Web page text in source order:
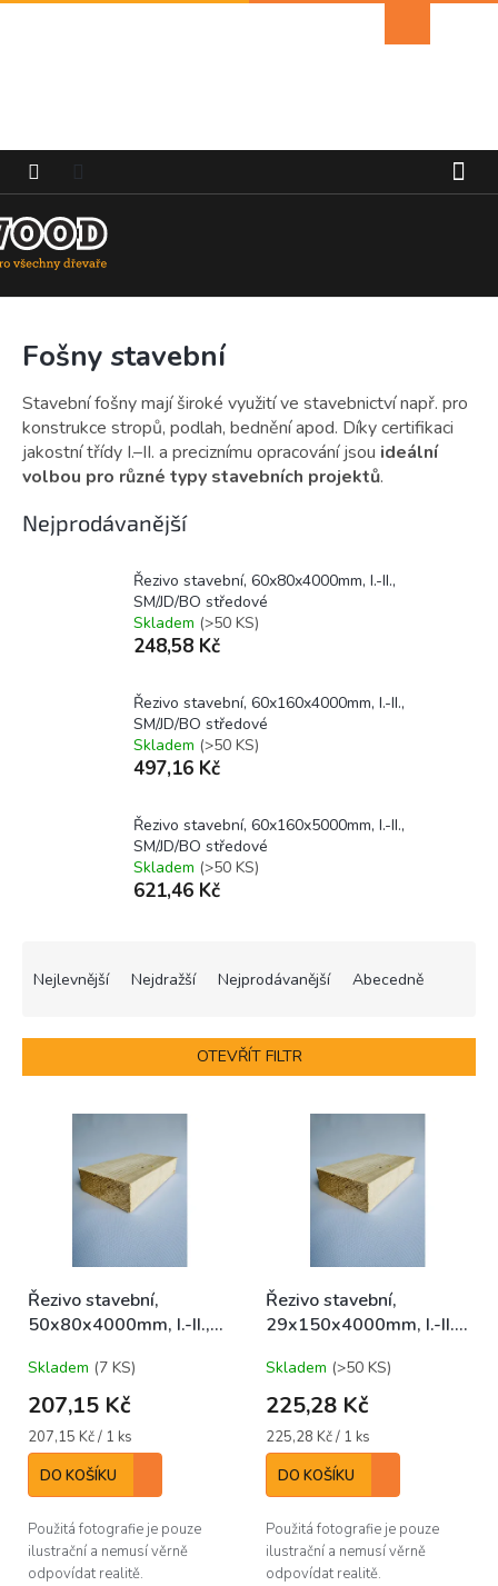
Přejít
košík
Fošny stavební
Stavební fošny mají široké využití ve stavebnictví např. pro
konstrukce stropů, podlah, bednění apod. Díky certifikaci
jakostní třídy I.–II. a preciznímu opracování jsou ideální
volbou pro různé typy stavebních projektů.
Nejprodávanější
Řezivo stavební, 60x80x4000mm, I.-II.,
SM/JD/BO středové
Skladem (>50 KS)
248,58 Kč
Řezivo stavební, 60x160x4000mm, I.-II.,
SM/JD/BO středové
Skladem (>50 KS)
497,16 Kč
Řezivo stavební, 60x160x5000mm, I.-II.,
SM/JD/BO středové
Skladem (>50 KS)
621,46 Kč
í
Nejlevnější Nejdražší Nejprodávanější Abecedně
OTEVŘÍT FILTR
d
u
t
ů
Řezivo stavební,
50x80x4000mm, I.-II.,
Skladem (7 KS)
207,15 Kč
Měrná
cena:
207,15 Kč / 1 ks
DO KOŠÍKU
Použitá fotografie je pouze
ilustrační a nemusí věrně
odpovídat realitě.
Řezivo stavební,
29x150x4000mm, I.-II.,
Skladem (>50 KS)
225,28 Kč
Měrná
cena:
225,28 Kč / 1 ks
DO KOŠÍKU
Použitá fotografie je pouze
ilustrační a nemusí věrně
odpovídat realitě.